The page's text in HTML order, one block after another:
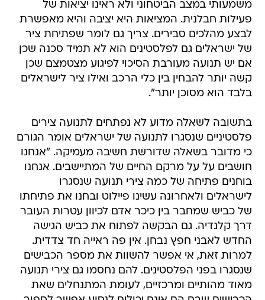
משמעותי במצב הביטחוני ולא ראינו יציאות של
פעילות חבלנית. המציאות היא יציבה והיא מאפשרת
לבצע מהלכים סבירים. צריך גם לומר שפתיחת ציר
של ישראלים גם לפלסטינים הוא לא תמיד סכנה שכן
אם יש תנועה מעורבת הסיכוי לפיגוע מצטמצם שכן
קשה יותר להבחין בין כלי הרכב ואילו ציר לישראלים
בלבד הוא מסוכן יותר".
בתשובה לשאלה מדוע לא נפתחים לתנועה צירים
פלסטיניים שנסגרו לתנועה של ישראלים אומר הגורם
כי מדובר בשאלה שדורשת חשיבה מעמיקה. "אנחנו
חושבים על על מרקם החיים של המתיישבים. אנחנו
בוחנים פתיחה של כמה צירי תנועה שנסגרו
לישראלים ולאחרונה עשינו פיילוט ובחנו את פתיחתו
של כביש שמחבר בין כיכר אדם לכיוון עטרות העובר
דרך קלנדיה. גם הבקשה לפתוח את כביש הגישה
החדש לאבני חפץ נבחן. אין פה ראייה חד צדדית.
למרות זאת, אי אפשר להשוות את מספר הכבישים
שנסגרו בפני הפלסטינים. להם נחסמו גם צירי תנועה
מאוד מהותיים ומרכזיים, לעומת המתנחלים שאת